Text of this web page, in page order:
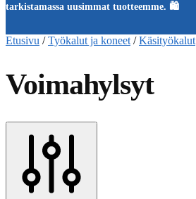
tarkistamassa uusimmat tuotteemme. 🛍️
Etusivu /Työkalut ja koneet /Käsityökalut
Voimahylsyt